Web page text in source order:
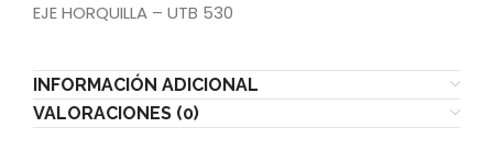
EJE HORQUILLA – UTB 530
INFORMACIÓN ADICIONAL
VALORACIONES (0)